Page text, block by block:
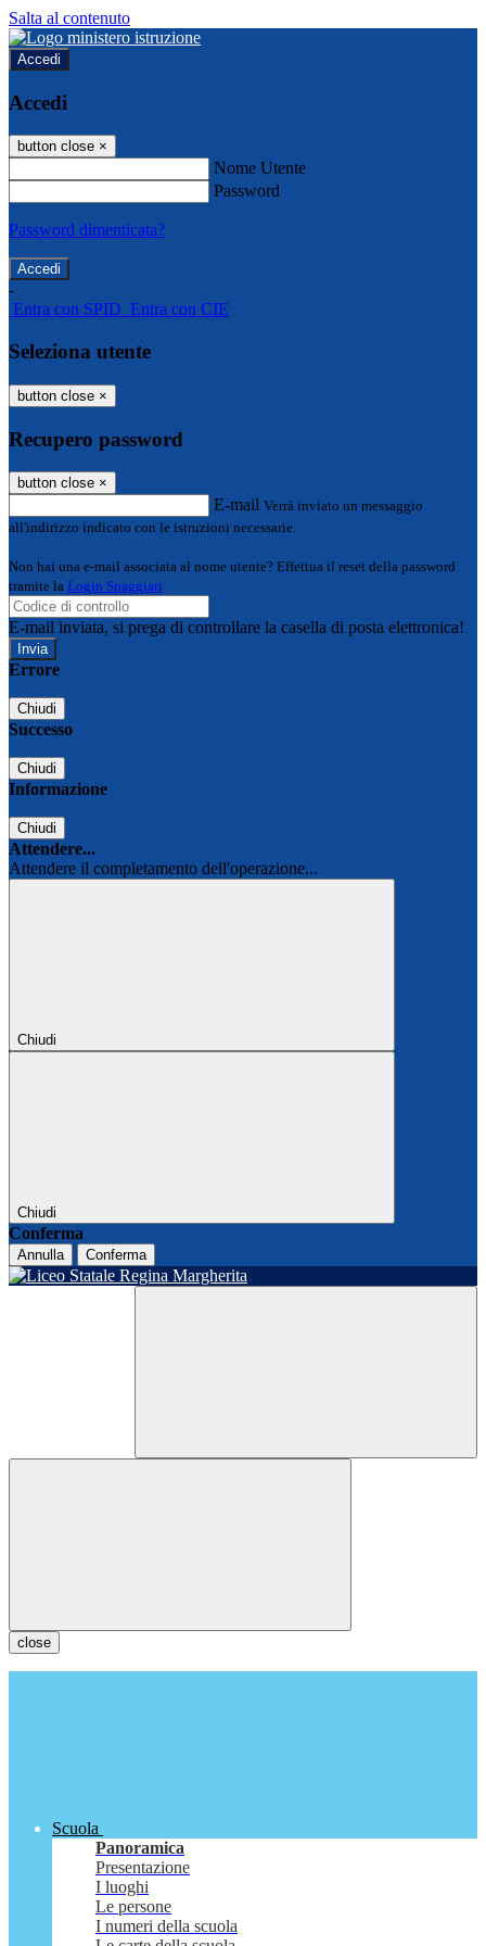
Salta al contenuto
Accedi
Accedi
button close ×
Nome Utente
Password
Password dimenticata?
-
Entra con SPID Entra con CIE
Seleziona utente
button close ×
Recupero password
button close ×
E-mail Verrà inviato un messaggio
all'indirizzo indicato con le istruzioni necessarie.
Non hai una e-mail associata al nome utente? Effettua il reset della password
tramite la Login Spaggiari
E-mail inviata, si prega di controllare la casella di posta elettronica!
Errore
Chiudi
Successo
Chiudi
Informazione
Chiudi
Attendere...
Attendere il completamento dell'operazione...
Chiudi
Chiudi
Conferma
Annulla Conferma
close
Scuola
Panoramica
Presentazione
I luoghi
Le persone
I numeri della scuola